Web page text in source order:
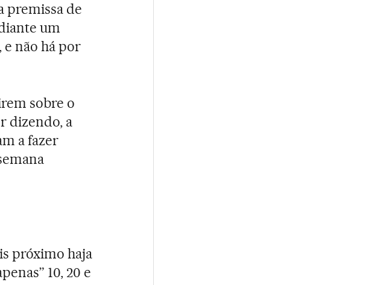
premissa de
um
e não há por
sobre o
dizendo, a
a fazer
próximo haja
10, 20 e